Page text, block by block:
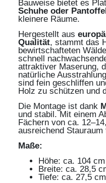
Bauweise bietet es
Schuhe oder
kleinere Räume.
Hergestellt aus
Qualität, stammt das
bewirtschafteten
schnell
attraktiver Maserung,
natürliche
sind fein geschliffen
Holz zu schützen und
Die Montage ist dank
und stabil. Mit einem
Fächern von ca.
ausreichend
Maße:
Höhe: ca. 104 cm
Breite: ca. 28,5
Tiefe: ca. 27,5 cm